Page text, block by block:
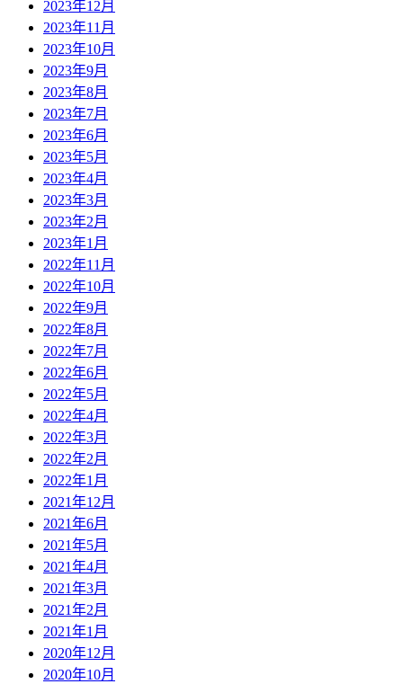
2023年12月
2023年11月
2023年10月
2023年9月
2023年8月
2023年7月
2023年6月
2023年5月
2023年4月
2023年3月
2023年2月
2023年1月
2022年11月
2022年10月
2022年9月
2022年8月
2022年7月
2022年6月
2022年5月
2022年4月
2022年3月
2022年2月
2022年1月
2021年12月
2021年6月
2021年5月
2021年4月
2021年3月
2021年2月
2021年1月
2020年12月
2020年10月